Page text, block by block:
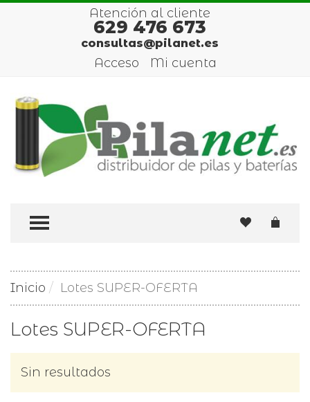
Atención al cliente
629 476 673
consultas@pilanet.es
Acceso Mi cuenta
TOGGLE MENU
Inicio Lotes SUPER-OFERTA
Lotes SUPER-OFERTA
Sin resultados